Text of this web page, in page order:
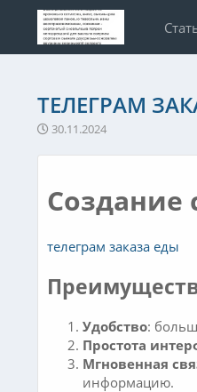
ТЕЛЕГРАМ
30.11.2024
Создание
телеграм заказа еды
Удобство:
Простота
Мгновенная
информацию.